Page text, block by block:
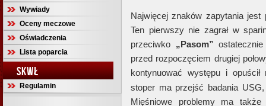
Wywiady
Oceny meczowe
Oświadczenia
Lista poparcia
SKWŁ
Regulamin
Najwięcej znaków zapytania
Ten pierwszy nie zagrał w
przeciwko „Pasom”
przed rozpoczęciem drugiej
kontynuować występu i
stoper ma przejść badania
Mięśniowe problemy ma